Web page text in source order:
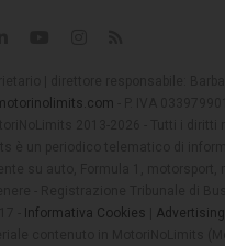
Informativa Cookies Advertising